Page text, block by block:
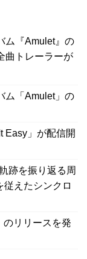
ム『Amulet』の
曲トレーラーが
ム「Amulet」の
Easy」が配信開
跡を振り返る周
えたシンクロ
のリリースを発